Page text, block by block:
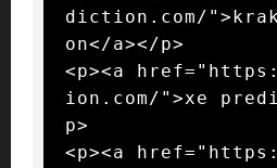
diction.com/
on</a></p>
<p><a
ion.com/">xe
p>
<p><a